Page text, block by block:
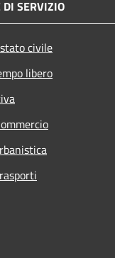
DI SERVIZIO
civile
libero